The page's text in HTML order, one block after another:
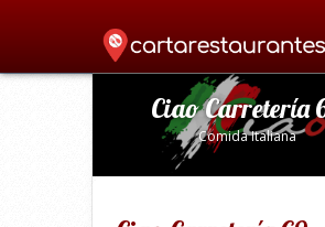
Home »Italiana»Ciao
Ciao Carretería
Comida Italiana